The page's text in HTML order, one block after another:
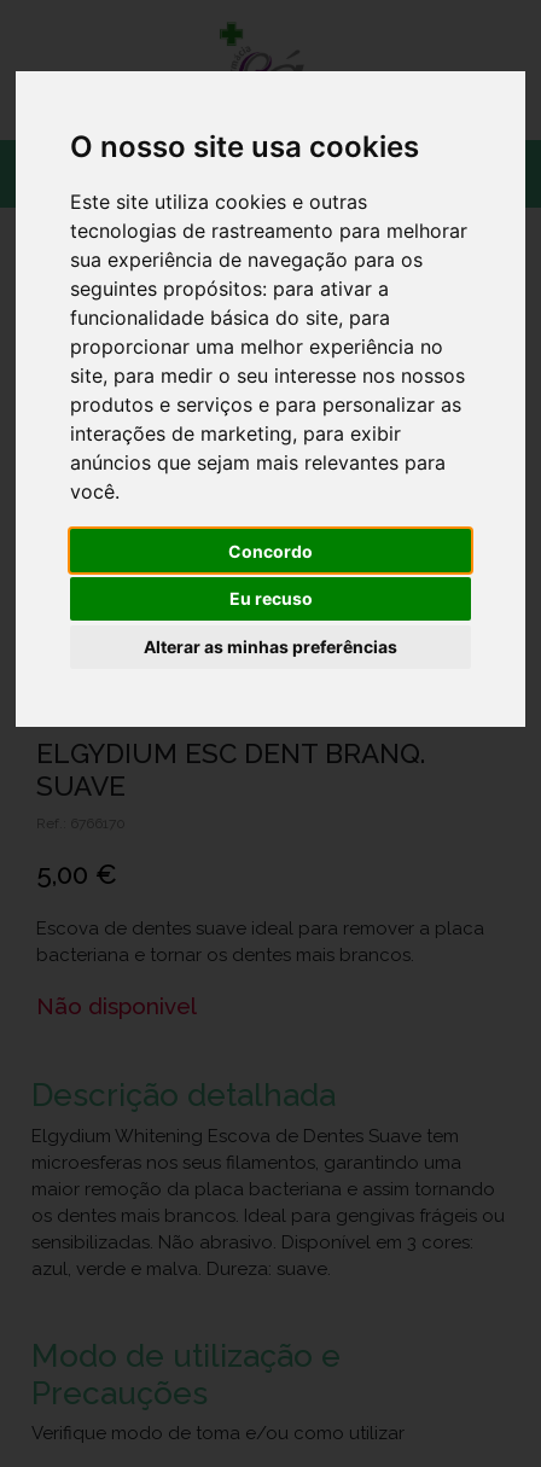
O nosso site usa cookies
Este site utiliza cookies e outras
tecnologias de rastreamento para melhorar
sua experiência de navegação para os
seguintes propósitos: para ativar a
funcionalidade básica do site, para
proporcionar uma melhor experiência no
site, para medir o seu interesse nos nossos
produtos e serviços e para personalizar as
interações de marketing, para exibir
anúncios que sejam mais relevantes para
você.
Concordo
Eu recuso
Alterar as minhas preferências
ELGYDIUM ESC DENT BRANQ.
SUAVE
Ref.: 6766170
5,00 €
Escova de dentes suave ideal para remover a placa
bacteriana e tornar os dentes mais brancos.
Não disponivel
Descrição detalhada
Elgydium Whitening Escova de Dentes Suave tem
microesferas nos seus filamentos, garantindo uma
maior remoção da placa bacteriana e assim tornando
os dentes mais brancos. Ideal para gengivas frágeis ou
sensibilizadas. Não abrasivo. Disponível em 3 cores:
azul, verde e malva. Dureza: suave.
Modo de utilização e
Precauções
Verifique modo de toma e/ou como utilizar